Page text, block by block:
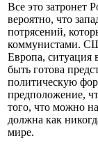
Все это затронет
вероятно, что
потрясений,
коммунистами.
Европа, ситуация
быть готова
политическую
предположение,
того, что можно
должна как
мире.